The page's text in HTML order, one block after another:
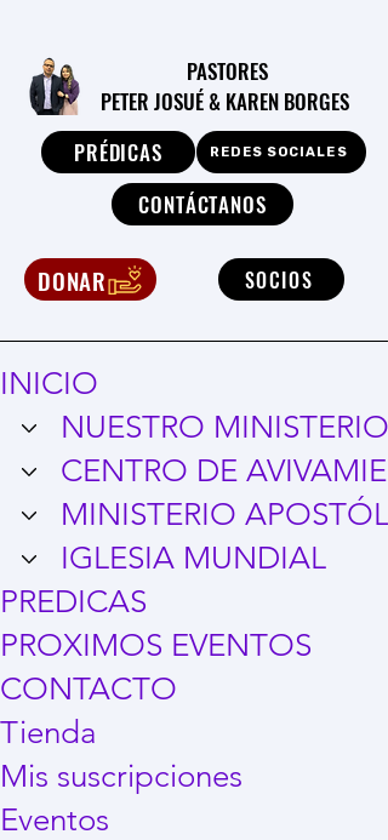
PASTORES
PETER JOSUÉ & KAREN BORGES
PRÉDICAS
REDES SOCIALES
CONTÁCTANOS
DONAR SOCIOS
INICIO
NUESTRO MINISTERIO
CENTRO DE
IGLESIA MUNDIAL
PREDICAS
PROXIMOS EVENTOS
CONTACTO
Tienda
Mis suscripciones
Eventos